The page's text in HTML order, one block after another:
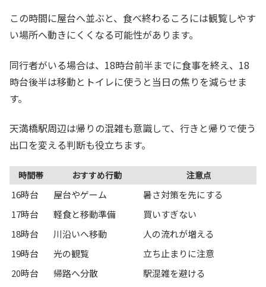
この時間に屋台へ並ぶと、食べ終わるころには観覧しやす
い場所へ動きにくくなる可能性があります。
同行者がいる場合は、18時台前半までに食事を終え、18
時台後半は移動とトイレに使うと当日の焦りを減らせま
す。
天満橋駅周辺は帰りの混雑も意識して、行きと帰りで使う
出口を変える判断も役立ちます。
時間帯 おすすめ行動 注意点
16時台 屋台やゲーム
暑さ対策を先にする
17時台
軽食と移動準備
買いすぎない
18時台
川沿いへ移動
人の流れが増える
19時台
光の観覧
立ち止まりに注意
20時台
帰路へ分散 駅混雑を避ける